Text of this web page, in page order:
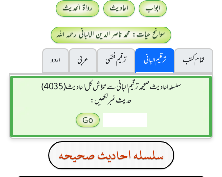
ابواب احادیث
رواۃ الحدیث
سوانح حیات: محمد ناصر الدین الالبانی رحمہ اللہ
تمام کتب
ترقیم البانی ترقيم فقہی عربی
اردو
سلسله احاديث صحيحه ترقیم البانی سے تلاش کل احادیث (4035)
حدیث نمبر لکھیں:
سلسله احاديث صحيحه